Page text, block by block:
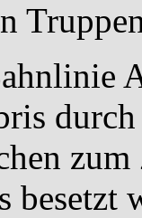
besetzt